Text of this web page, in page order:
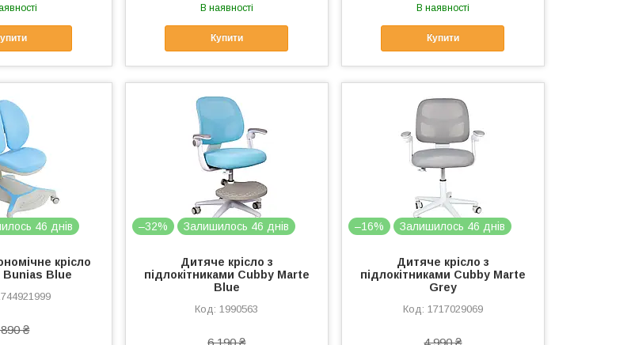
В наявності
Купити
В наявності
Купити
46 днів
крісло
Bunias Blue
₴
–32% Залишилось 46 днів
Дитяче крісло з
підлокітниками Cubby Marte
Blue
1990563
6 190 ₴
–16% Залишилось 46 днів
Дитяче крісло з
підлокітниками Cubby Marte
Grey
1717029069
4 990 ₴